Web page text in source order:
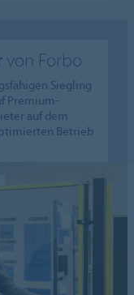
von Forbo
Siegling
Premium-
auf dem
Betrieb